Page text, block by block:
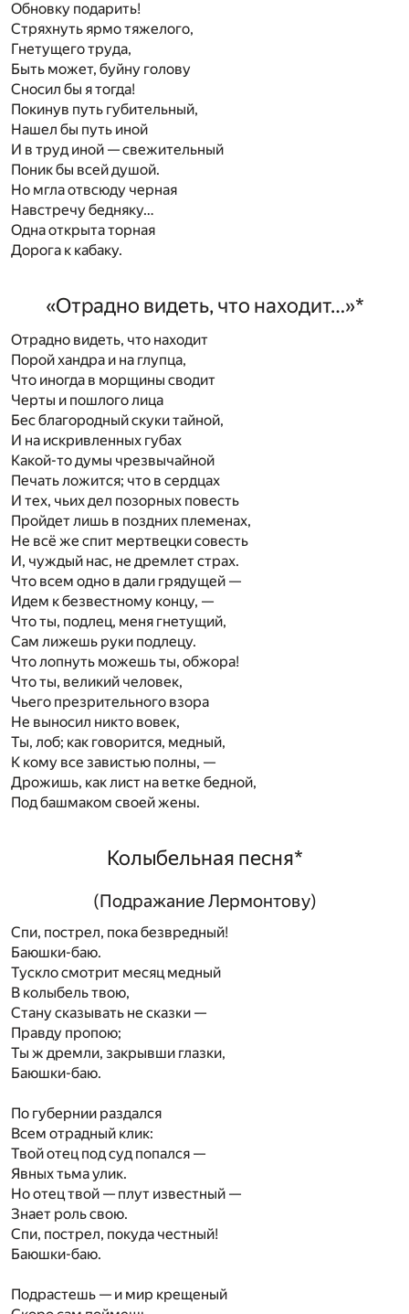
Обновку подарить!
Стряхнуть ярмо тяжелого,
Гнетущего труда,
Быть может, буйну голову
Сносил бы я тогда!
Покинув путь губительный,
Нашел бы путь иной
И в труд иной — свежительный
Поник бы всей душой.
Но мгла отвсюду черная
Навстречу бедняку…
Одна открыта торная
Дорога к кабаку.
«Отрадно видеть, что находит…»*
Отрадно видеть, что находит
Порой хандра и на глупца,
Что иногда в морщины сводит
Черты и пошлого лица
Бес благородный скуки тайной,
И на искривленных губах
Какой-то думы чрезвычайной
Печать ложится; что в сердцах
И тех, чьих дел позорных повесть
Пройдет лишь в поздних племенах,
Не всё же спит мертвецки совесть
И, чуждый нас, не дремлет страх.
Что всем одно в дали грядущей —
Идем к безвестному концу, —
Что ты, подлец, меня гнетущий,
Сам лижешь руки подлецу.
Что лопнуть можешь ты, обжора!
Что ты, великий человек,
Чьего презрительного взора
Не выносил никто вовек,
Ты, лоб; как говорится, медный,
К кому все завистью полны, —
Дрожишь, как лист на ветке бедной,
Под башмаком своей жены.
Колыбельная песня*
(Подражание Лермонтову)
Спи, пострел, пока безвредный!
Баюшки-баю.
Тускло смотрит месяц медный
В колыбель твою,
Стану сказывать не сказки —
Правду пропою;
Ты ж дремли, закрывши глазки,
Баюшки-баю.
По губернии раздался
Всем отрадный клик:
Твой отец под суд попался —
Явных тьма улик.
Но отец твой — плут известный —
Знает роль свою.
Спи, пострел, покуда честный!
Баюшки-баю.
Подрастешь — и мир крещеный